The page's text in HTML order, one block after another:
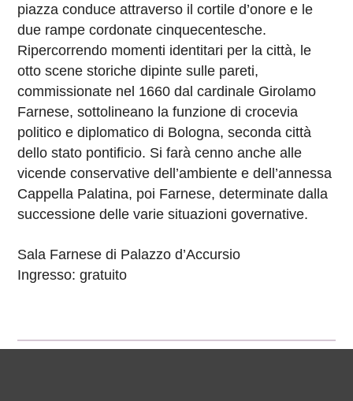
piazza conduce attraverso il cortile d’onore e le
due rampe cordonate cinquecentesche.
Ripercorrendo momenti identitari per la città, le
otto scene storiche dipinte sulle pareti,
commissionate nel 1660 dal cardinale Girolamo
Farnese, sottolineano la funzione di crocevia
politico e diplomatico di Bologna, seconda città
dello stato pontificio. Si farà cenno anche alle
vicende conservative dell’ambiente e dell’annessa
Cappella Palatina, poi Farnese, determinate dalla
successione delle varie situazioni governative.
Sala Farnese di Palazzo d’Accursio
Ingresso: gratuito